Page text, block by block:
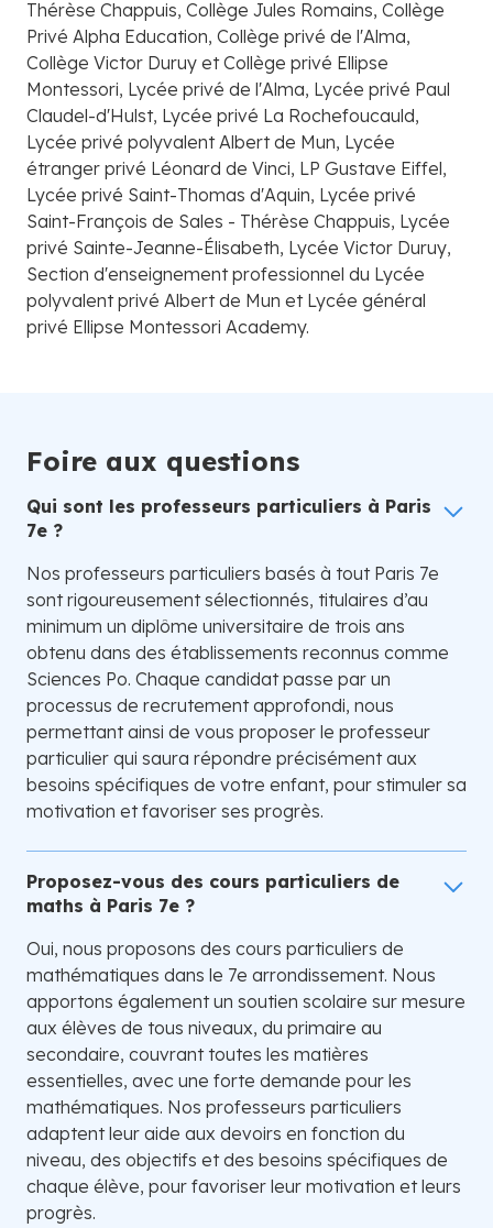
Thérèse Chappuis, Collège Jules Romains, Collège
Privé Alpha Education, Collège privé de l'Alma,
Collège Victor Duruy et Collège privé Ellipse
Montessori, Lycée privé de l'Alma, Lycée privé Paul
Claudel-d'Hulst, Lycée privé La Rochefoucauld,
Lycée privé polyvalent Albert de Mun, Lycée
étranger privé Léonard de Vinci, LP Gustave Eiffel,
Lycée privé Saint-Thomas d'Aquin, Lycée privé
Saint-François de Sales - Thérèse Chappuis, Lycée
privé Sainte-Jeanne-Élisabeth, Lycée Victor Duruy,
Section d'enseignement professionnel du Lycée
polyvalent privé Albert de Mun et Lycée général
privé Ellipse Montessori Academy.
Foire aux questions
Qui sont les professeurs particuliers à Paris
7e ?
Nos professeurs particuliers basés à tout Paris 7e
sont rigoureusement sélectionnés, titulaires d’au
minimum un diplôme universitaire de trois ans
obtenu dans des établissements reconnus comme
Sciences Po. Chaque candidat passe par un
processus de recrutement approfondi, nous
permettant ainsi de vous proposer le professeur
particulier qui saura répondre précisément aux
besoins spécifiques de votre enfant, pour stimuler sa
motivation et favoriser ses progrès.
Proposez-vous des cours particuliers de
maths à Paris 7e ?
Oui, nous proposons des cours particuliers de
mathématiques dans le 7e arrondissement. Nous
apportons également un soutien scolaire sur mesure
aux élèves de tous niveaux, du primaire au
secondaire, couvrant toutes les matières
essentielles, avec une forte demande pour les
mathématiques. Nos professeurs particuliers
adaptent leur aide aux devoirs en fonction du
niveau, des objectifs et des besoins spécifiques de
chaque élève, pour favoriser leur motivation et leurs
progrès.